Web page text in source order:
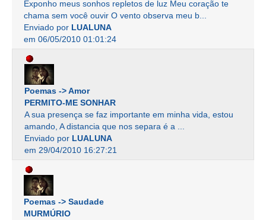
Exponho meus sonhos repletos de luz Meu coração te
chama sem você ouvir O vento observa meu b...
Enviado por LUALUNA
em 06/05/2010 01:01:24
Poemas -> Amor
PERMITO-ME SONHAR
A sua presença se faz importante em minha vida, estou
amando, A distancia que nos separa é a ...
Enviado por LUALUNA
em 29/04/2010 16:27:21
Poemas -> Saudade
MURMÚRIO